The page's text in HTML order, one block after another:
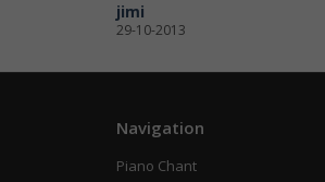
jimi
29-10-2013
Navigation
Piano Chant